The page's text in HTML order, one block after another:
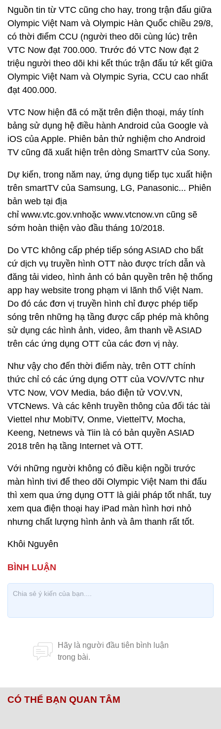
Nguồn tin từ VTC cũng cho hay, trong trận đấu giữa
Olympic Việt Nam và Olympic Hàn Quốc chiều 29/8,
có thời điểm CCU (người theo dõi cùng lúc) trên
VTC Now đạt 700.000. Trước đó VTC Now đạt 2
triệu người theo dõi khi kết thúc trận đấu tứ kết giữa
Olympic Việt Nam và Olympic Syria, CCU cao nhất
đạt 400.000.
VTC Now hiện đã có mặt trên điện thoại, máy tính
bảng sử dụng hệ điều hành Android của Google và
iOS của Apple. Phiên bản thử nghiệm cho Android
TV cũng đã xuất hiện trên dòng SmartTV của Sony.
Dự kiến, trong năm nay, ứng dụng tiếp tục xuất hiện
trên smartTV của Samsung, LG, Panasonic... Phiên
bản web tại địa
chỉ www.vtc.gov.vnhoặc www.vtcnow.vn cũng sẽ
sớm hoàn thiện vào đầu tháng 10/2018.
Do VTC không cấp phép tiếp sóng ASIAD cho bất
cứ dịch vụ truyền hình OTT nào được trích dẫn và
đăng tải video, hình ảnh có bản quyền trên hệ thống
app hay website trong phạm vi lãnh thổ Việt Nam.
Do đó các đơn vị truyền hình chỉ được phép tiếp
sóng trên những hạ tầng được cấp phép mà không
sử dụng các hình ảnh, video, âm thanh về ASIAD
trên các ứng dụng OTT của các đơn vị này.
Như vậy cho đến thời điểm này, trên OTT chính
thức chỉ có các ứng dụng OTT của VOV/VTC như
VTC Now, VOV Media, báo điện tử VOV.VN,
VTCNews. Và các kênh truyền thông của đối tác tài
Viettel như MobiTV, Onme, ViettelTV, Mocha,
Keeng, Netnews và Tiin là có bản quyền ASIAD
2018 trên hạ tầng Internet và OTT.
Với những người không có điều kiện ngồi trước
màn hình tivi để theo dõi Olympic Việt Nam thi đấu
thì xem qua ứng dụng OTT là giải pháp tốt nhất, tuy
xem qua điện thoại hay iPad màn hình hơi nhỏ
nhưng chất lượng hình ảnh và âm thanh rất tốt.
Khôi Nguyên
CÓ THỂ BẠN QUAN TÂM